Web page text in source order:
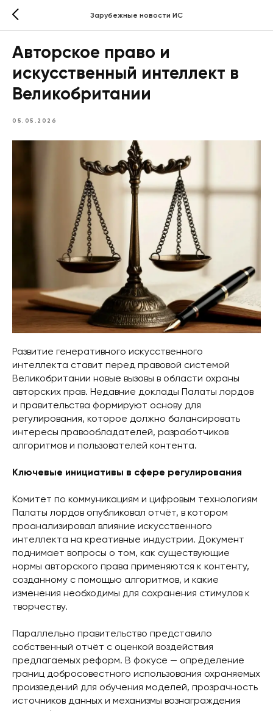
Зарубежные новости ИС
Авторское право и
искусственный интеллект в
Великобритании
05.05.2026
Развитие генеративного искусственного
интеллекта ставит перед правовой системой
Великобритании новые вызовы в области охраны
авторских прав. Недавние доклады Палаты лордов
и правительства формируют основу для
регулирования, которое должно балансировать
интересы правообладателей, разработчиков
алгоритмов и пользователей контента.
Ключевые инициативы в сфере регулирования
Комитет по коммуникациям и цифровым технологиям
Палаты лордов опубликовал отчёт, в котором
проанализировал влияние искусственного
интеллекта на креативные индустрии. Документ
поднимает вопросы о том, как существующие
нормы авторского права применяются к контенту,
созданному с помощью алгоритмов, и какие
изменения необходимы для сохранения стимулов к
творчеству.
Параллельно правительство представило
собственный отчёт с оценкой воздействия
предлагаемых реформ. В фокусе — определение
границ добросовестного использования охраняемых
произведений для обучения моделей, прозрачность
источников данных и механизмы вознаграждения